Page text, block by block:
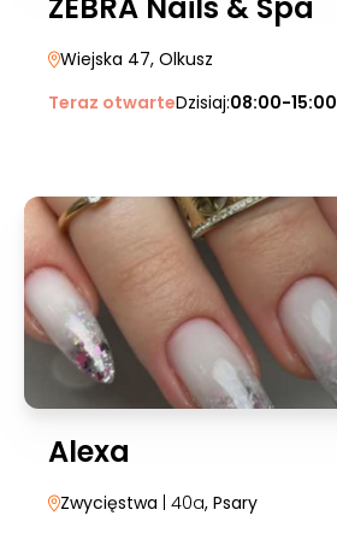
Wiejska 47, Olkusz
Teraz otwarteDzisiaj:08:00-15:00
Alexa
Zwycięstwa | 40a, Psary